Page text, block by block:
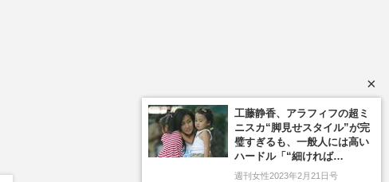
×
工藤静香、アラフィフの超ミ
ニスカ“脚見せスタイル”が完
璧すぎるも、一般人には高い
ハードル「“細ければ…
週刊女性2023年2月21日号